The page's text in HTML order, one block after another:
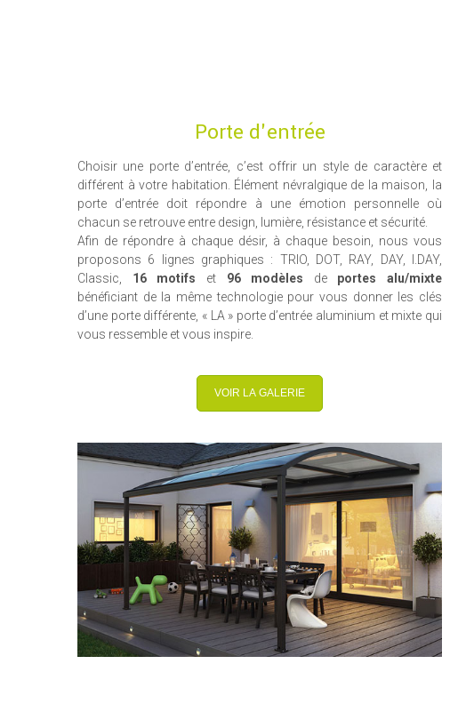
Porte d'entrée
Choisir une porte d’entrée, c’est offrir un style de caractère et
différent à votre habitation. Élément névralgique de la maison, la
porte d’entrée doit répondre à une émotion personnelle où
chacun se retrouve entre design, lumière, résistance et sécurité.
Afin de répondre à chaque désir, à chaque besoin, nous vous
proposons 6 lignes graphiques : TRIO, DOT, RAY, DAY, I.DAY,
Classic, 16 motifs et 96 modèles de portes alu/mixte
bénéficiant de la même technologie pour vous donner les clés
d’une porte différente, « LA » porte d’entrée aluminium et mixte qui
vous ressemble et vous inspire.
VOIR LA GALERIE